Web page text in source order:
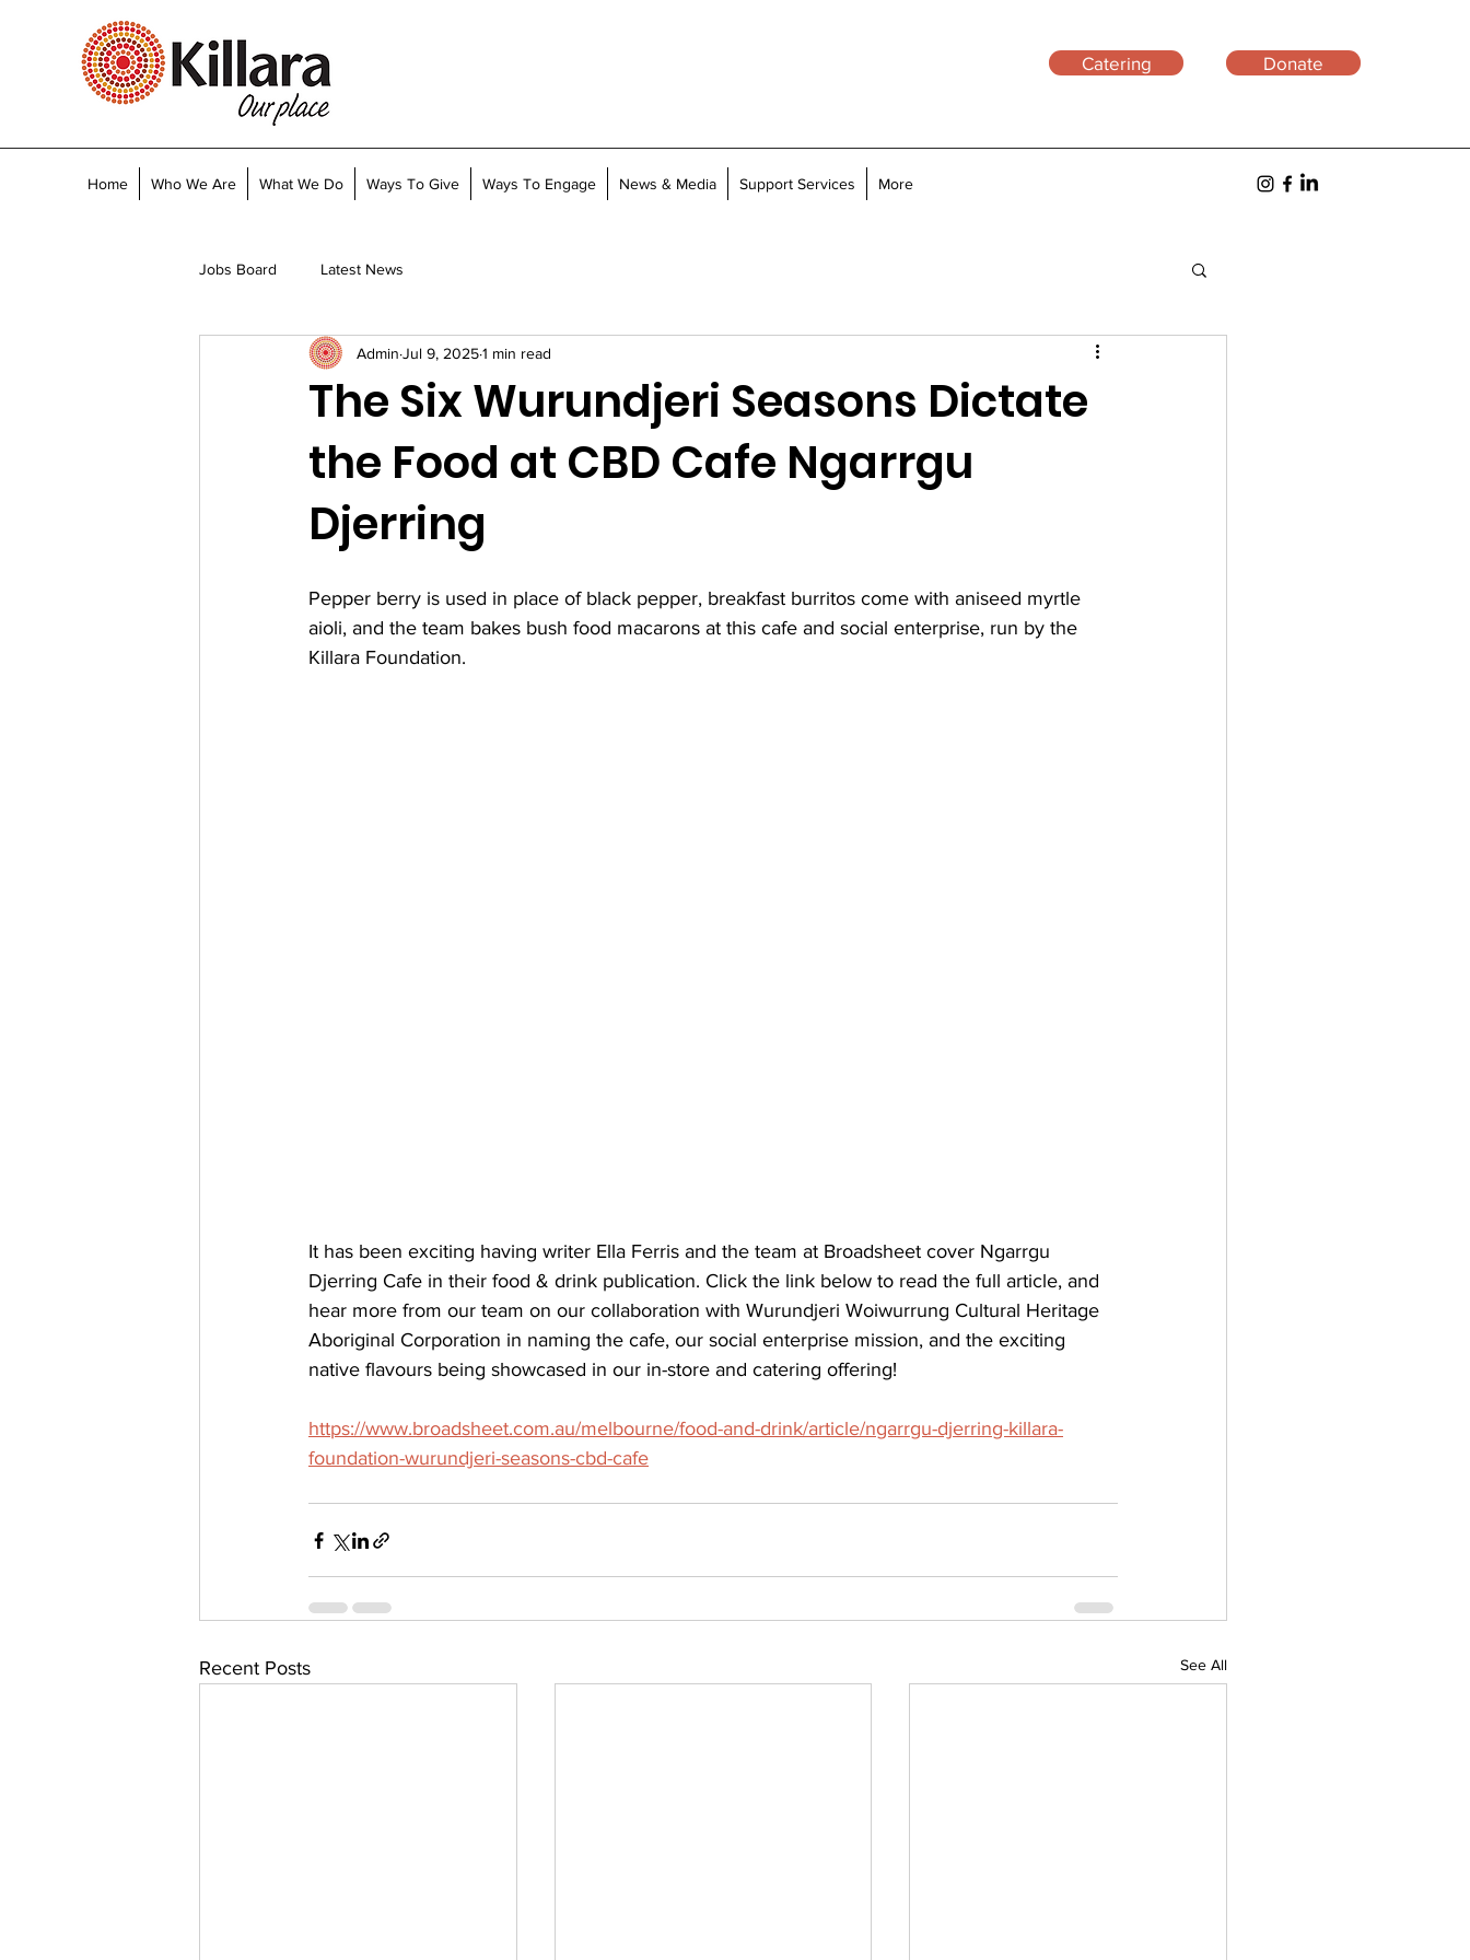
Catering Donate
Home Who We Are What We Do Ways To Give Ways To Engage News & Media Support Services More
Jobs Board Latest News
The Six Wurundjeri Seasons Dictate
the Food at CBD Cafe Ngarrgu
Djerring
Admin Jul 9, 20251 min read
Pepper berry is used in place of black pepper, breakfast burritos come with aniseed myrtle
aioli, and the team bakes bush food macarons at this cafe and social enterprise, run by the
Killara Foundation.
It has been exciting having writer Ella Ferris and the team at Broadsheet cover Ngarrgu
Djerring Cafe in their food & drink publication. Click the link below to read the full article, and
hear more from our team on our collaboration with Wurundjeri Woiwurrung Cultural Heritage
Aboriginal Corporation in naming the cafe, our social enterprise mission, and the exciting
native flavours being showcased in our in-store and catering offering!
https://www.broadsheet.com.au/melbourne/food-and-drink/article/ngarrgu-djerring-killara-
foundation-wurundjeri-seasons-cbd-cafe
Recent Posts See All